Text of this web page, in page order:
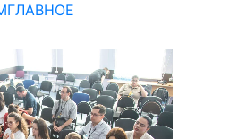
ГЛАВНОЕ